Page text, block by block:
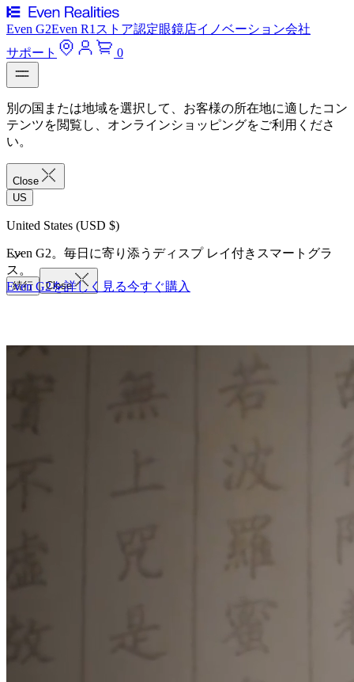
Even G2Even R1 ストア認定眼鏡店イノベーション会社
サポート
0
別の国または地域を選択して、お客様の所在地に適したコン
テンツを閲覧し、オンラインショッピングをご利用くださ
い。
Close
US
United States (USD $)
続行 Close
Even G2。毎日に寄り添うディスプ レイ付きスマートグラ
ス。
Even G2を詳しく見る今すぐ購入